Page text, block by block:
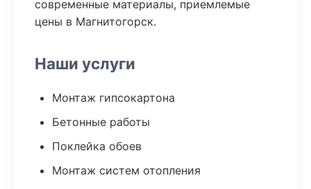
современные материалы, приемлемые
цены в Магнитогорск.
Наши услуги
Монтаж гипсокартона
Бетонные работы
Поклейка обоев
Монтаж систем отопления